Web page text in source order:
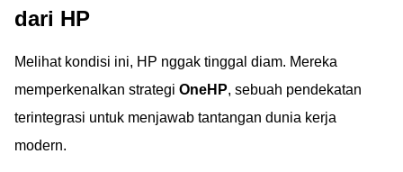
dari HP
Melihat kondisi ini, HP nggak tinggal diam. Mereka
memperkenalkan strategi OneHP, sebuah pendekatan
terintegrasi untuk menjawab tantangan dunia kerja
modern.